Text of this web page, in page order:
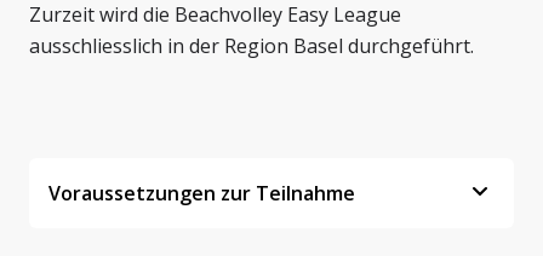
Zurzeit wird die Beachvolley Easy League
ausschliesslich in der Region Basel durchgeführt.
Voraussetzungen zur Teilnahme